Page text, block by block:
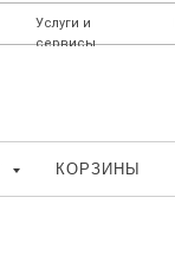
Услуги и
сервисы
КОРЗИНЫ